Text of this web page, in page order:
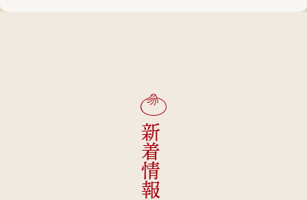
新着情報